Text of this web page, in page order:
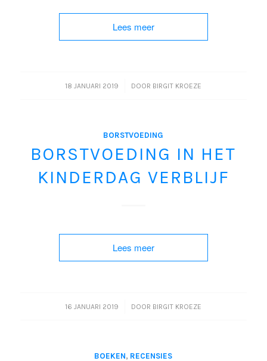
Lees meer
18 JANUARI 2019
/ DOOR BIRGIT KROEZE
BORSTVOEDING
BORSTVOEDING IN HET
KINDERDAG VERBLIJF
Lees meer
16 JANUARI 2019
/ DOOR BIRGIT KROEZE
BOEKEN, RECENSIES